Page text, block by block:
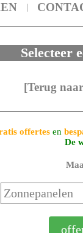
|
Selecteer
[Terug
offertesen
De